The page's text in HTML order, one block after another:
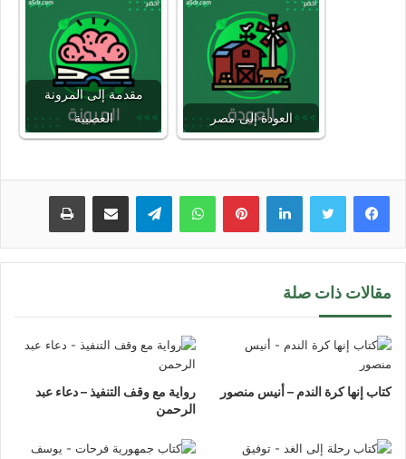
مقدمة إلى المرونة
العصبية
العودة إلى مصر
لينكدإن بينتيريستواتساب تيلقرام مشاركة عبر البريد طباعة
مقالات ذات صلة
كتاب إنها كرة الندم – أنيس منصور
رواية مع وقف التنفيذ – دعاء عبد
الرحمن